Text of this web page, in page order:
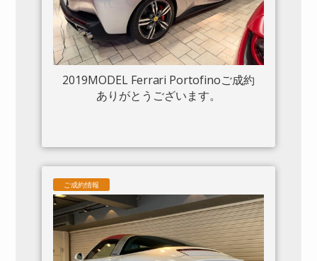
2019MODEL Ferrari Portofinoご成約
ありがとうございます。
ご成約情報